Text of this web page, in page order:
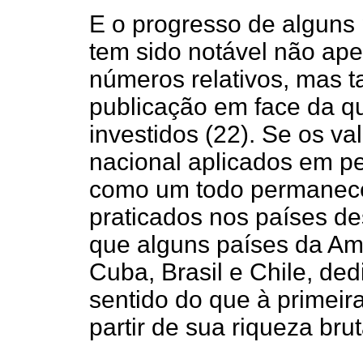
E o progresso de
tem sido notável não
números relativos, mas
publicação em face da
investidos (22). Se os
nacional aplicados em
como um todo
praticados nos países
que alguns países da
Cuba, Brasil e Chile,
sentido do que à
partir de sua riqueza